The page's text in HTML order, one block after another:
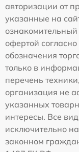
авторизации от
указанные на
офертой
обозначения
только в
перечень
организация не
указанных
интересы. Все
исключительно
законном